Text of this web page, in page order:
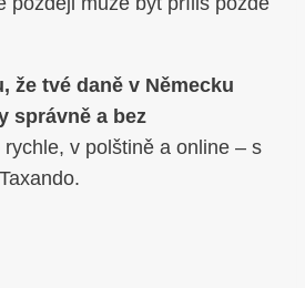
že tvé daně v Německu
správně a bez
rychle, v polštině a online – s